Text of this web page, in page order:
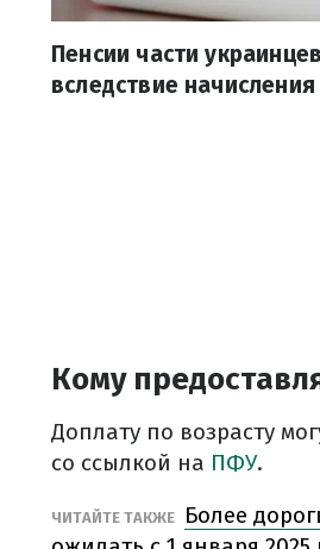
Пенсии части
вследствие
Кому
Доплату по возрасту
со ссылкой на ПФУ.
ЧИТАЙТЕ ТАКЖЕ
Более